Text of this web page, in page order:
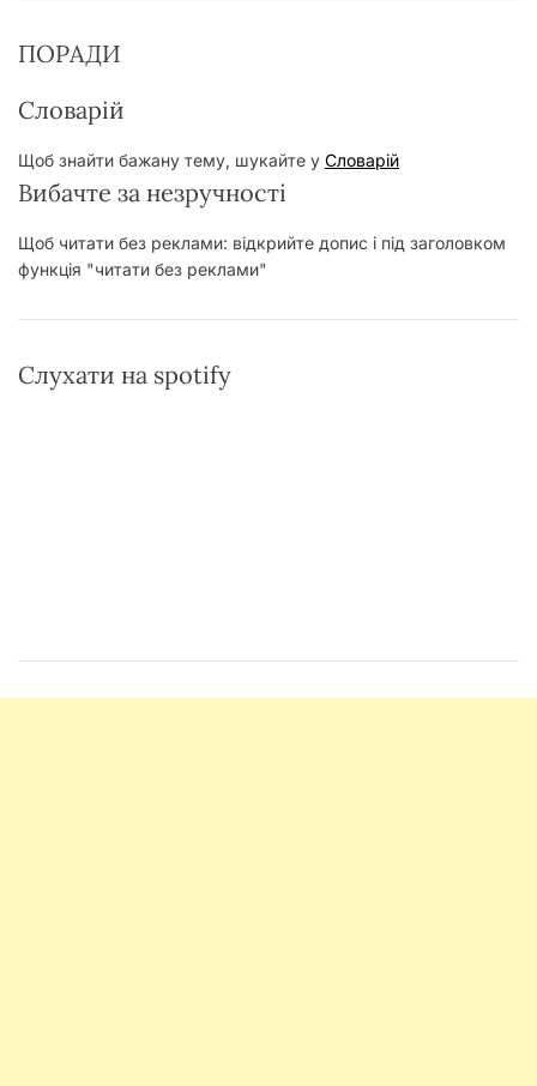
ПОРАДИ
Словарій
Щоб знайти бажану тему, шукайте у Словарій
Вибачте за незручності
Щоб читати без реклами: відкрийте допис і під заголовком
функція "читати без реклами"
Слухати на spotify